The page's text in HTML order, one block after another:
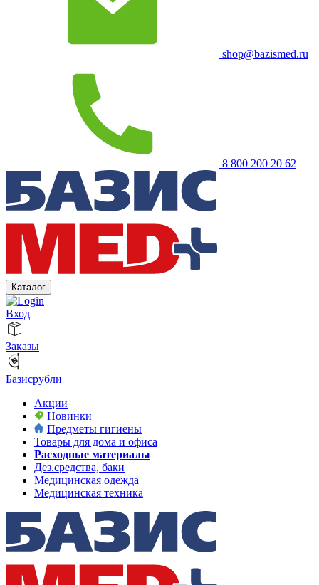
shop@bazismed.ru
8 800 200 20 62
Каталог
Вход
Заказы
Базисрубли
Акции
Новинки
Предметы гигиены
Товары для дома и офиса
Расходные материалы
Дез.средства, баки
Медицинская одежда
Медицинская техника